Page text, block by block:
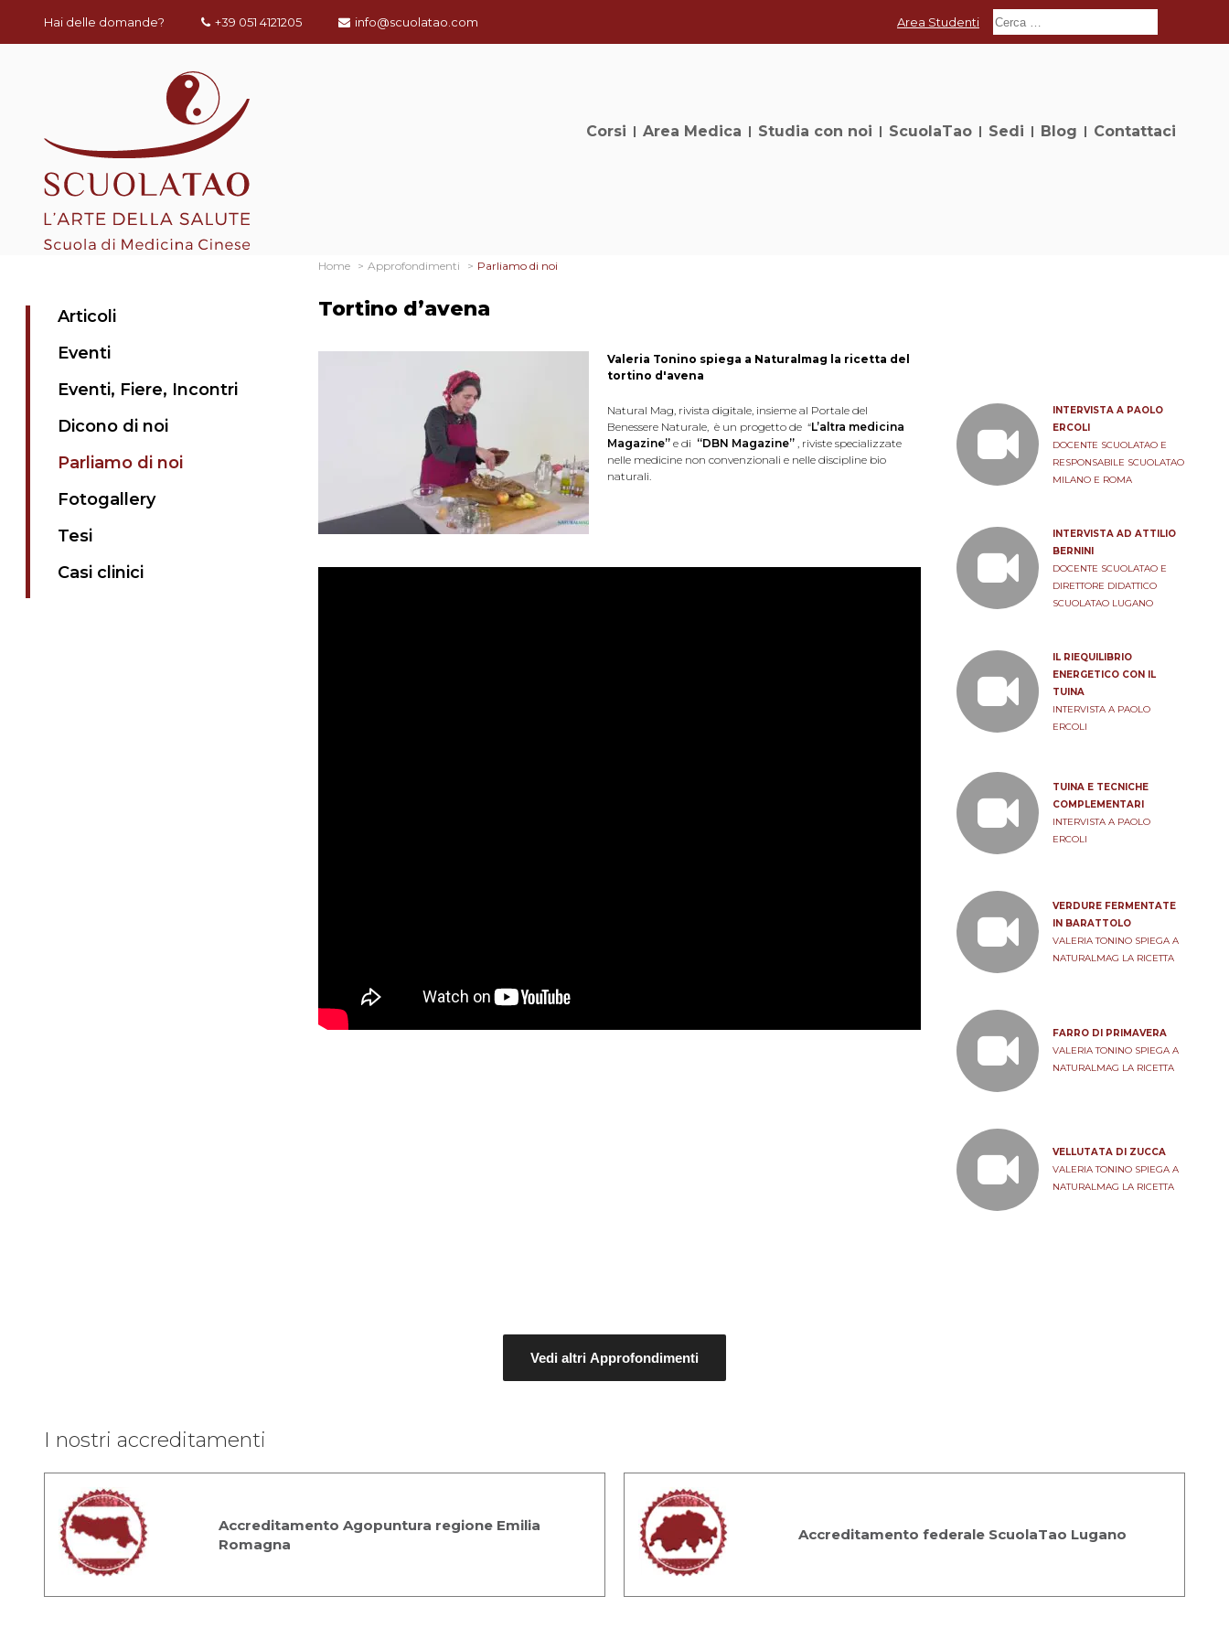
Hai delle domande? +39 051 4121205 info@scuolatao.com Area Studenti
Corsi Area Medica Studia con noi ScuolaTao Sedi Blog Contattaci
Articoli
Eventi
Eventi, Fiere, Incontri
Dicono di noi
Parliamo di noi
Fotogallery
Tesi
Casi clinici
Home Approfondimenti Parliamo di noi
Tortino d’avena
Valeria Tonino spiega a Naturalmag la ricetta del
tortino d'avena
Natural Mag, rivista digitale, insieme al Portale del
Benessere Naturale, è un progetto de “L’altra medicina
Magazine” e di “DBN Magazine” , riviste specializzate
nelle medicine non convenzionali e nelle discipline bio
naturali.
INTERVISTA A PAOLO
ERCOLI
DOCENTE SCUOLATAO E
RESPONSABILE SCUOLATAO
MILANO E ROMA
INTERVISTA AD ATTILIO
BERNINI
DOCENTE SCUOLATAO E
DIRETTORE DIDATTICO
SCUOLATAO LUGANO
IL RIEQUILIBRIO
ENERGETICO CON IL
TUINA
INTERVISTA A PAOLO
ERCOLI
TUINA E TECNICHE
COMPLEMENTARI
INTERVISTA A PAOLO
ERCOLI
VERDURE FERMENTATE
IN BARATTOLO
VALERIA TONINO SPIEGA A
NATURALMAG LA RICETTA
FARRO DI PRIMAVERA
VALERIA TONINO SPIEGA A
NATURALMAG LA RICETTA
VELLUTATA DI ZUCCA
VALERIA TONINO SPIEGA A
NATURALMAG LA RICETTA
Vedi altri Approfondimenti
I nostri accreditamenti
Accreditamento Agopuntura regione Emilia
Romagna
Accreditamento federale ScuolaTao Lugano